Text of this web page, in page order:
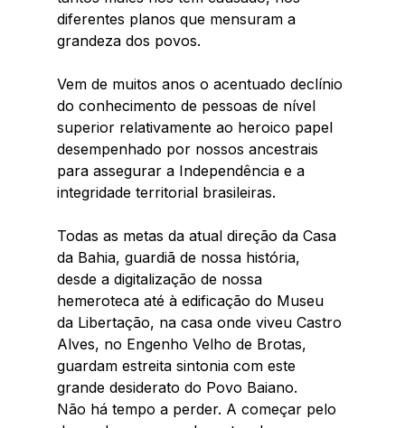
diferentes planos que mensuram a
grandeza dos povos.
Vem de muitos anos o acentuado declínio
do conhecimento de pessoas de nível
superior relativamente ao heroico papel
desempenhado por nossos ancestrais
para assegurar a Independência e a
integridade territorial brasileiras.
Todas as metas da atual direção da Casa
da Bahia, guardiã de nossa história,
desde a digitalização de nossa
hemeroteca até à edificação do Museu
da Libertação, na casa onde viveu Castro
Alves, no Engenho Velho de Brotas,
guardam estreita sintonia com este
grande desiderato do Povo Baiano.
Não há tempo a perder. A começar pelo